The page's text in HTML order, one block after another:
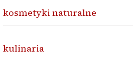
kosmetyki naturalne
kulinaria